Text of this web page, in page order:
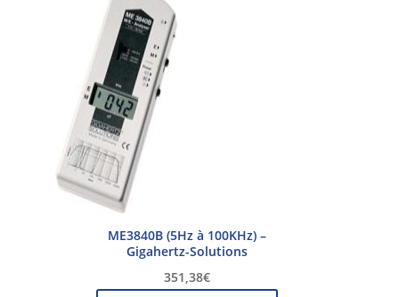
ME3840B (5Hz à 100KHz) –
Gigahertz-Solutions
351,38€